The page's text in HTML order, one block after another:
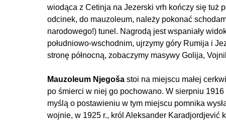
wiodąca z Cetinja na Jezerski vrh kończy się tuż
odcinek, do mauzoleum, należy pokonać
narodowego!) tunel. Nagrodą jest wspaniały
południowo-wschodnim, ujrzymy góry Rumija i
stronę północną, zobaczymy masywy Golija,
Mauzoleum Njegoša stoi na miejscu małej
po śmierci w niej go pochowano. W sierpniu
myślą o postawieniu w tym miejscu pomnika
wojnie, w 1925 r., król Aleksander Karadjordjević